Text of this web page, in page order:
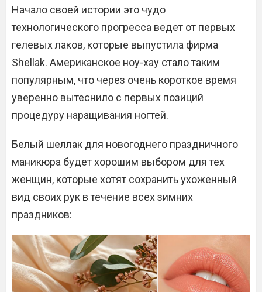
Начало своей истории это чудо
технологического прогресса ведет от первых
гелевых лаков, которые выпустила фирма
Shellak. Американское ноу-хау стало таким
популярным, что через очень короткое время
уверенно вытеснило с первых позиций
процедуру наращивания ногтей.
Белый шеллак для новогоднего праздничного
маникюра будет хорошим выбором для тех
женщин, которые хотят сохранить ухоженный
вид своих рук в течение всех зимних
праздников: